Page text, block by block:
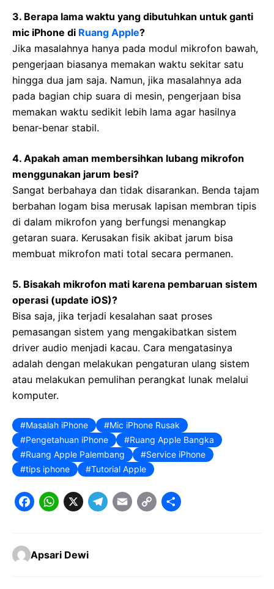
3. Berapa lama waktu yang dibutuhkan untuk ganti
mic iPhone di Ruang Apple?
Jika masalahnya hanya pada modul mikrofon bawah,
pengerjaan biasanya memakan waktu sekitar satu
hingga dua jam saja. Namun, jika masalahnya ada
pada bagian chip suara di mesin, pengerjaan bisa
memakan waktu sedikit lebih lama agar hasilnya
benar-benar stabil.
4. Apakah aman membersihkan lubang mikrofon
menggunakan jarum besi?
Sangat berbahaya dan tidak disarankan. Benda tajam
berbahan logam bisa merusak lapisan membran tipis
di dalam mikrofon yang berfungsi menangkap
getaran suara. Kerusakan fisik akibat jarum bisa
membuat mikrofon mati total secara permanen.
5. Bisakah mikrofon mati karena pembaruan sistem
operasi (update iOS)?
Bisa saja, jika terjadi kesalahan saat proses
pemasangan sistem yang mengakibatkan sistem
driver audio menjadi kacau. Cara mengatasinya
adalah dengan melakukan pengaturan ulang sistem
atau melakukan pemulihan perangkat lunak melalui
komputer.
Masalah iPhone
Mic iPhone Rusak
Pengetahuan iPhone
Ruang Apple Bangka
Ruang Apple Palembang
Service iPhone
tips iphone
Tutorial Apple
F
c
e
W
t
X T E C S
Apsari Dewi